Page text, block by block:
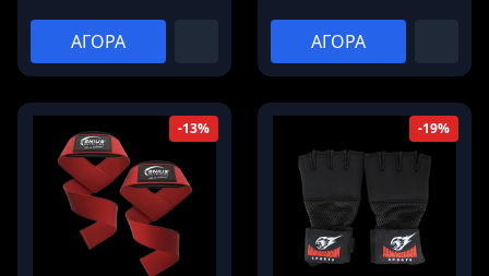
ΑΓΟΡΑ ΑΓΟΡΑ
-13% -19%